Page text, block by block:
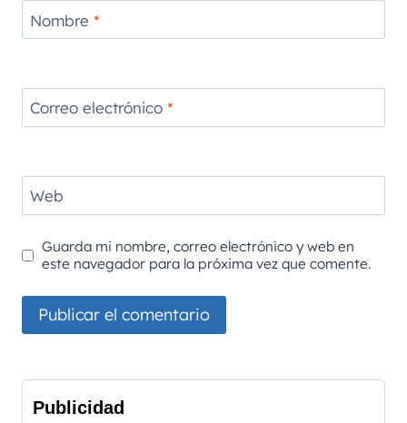
Nombre *
Correo electrónico *
Web
Guarda mi nombre, correo electrónico y web en
este navegador para la próxima vez que comente.
Publicidad